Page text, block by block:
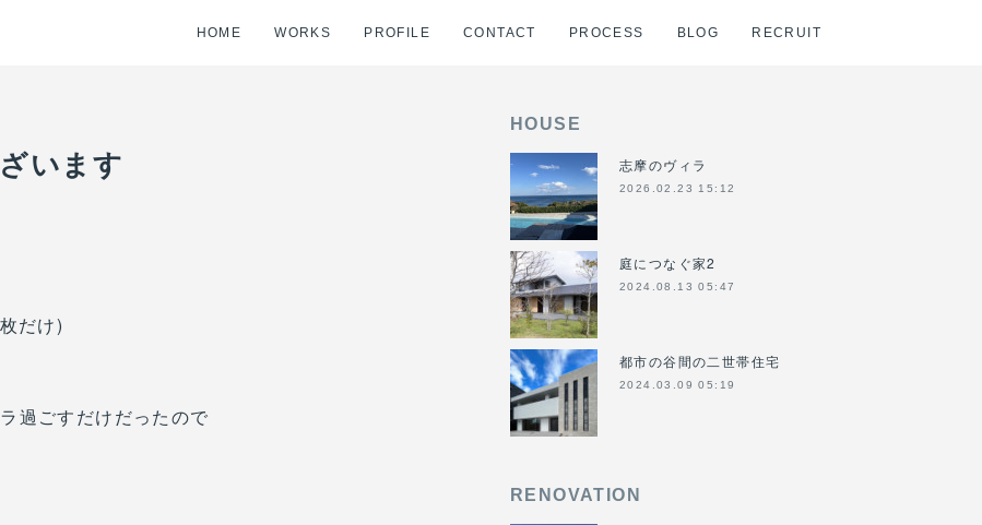
HOME WORKS PROFILE CONTACT PROCESS BLOG RECRUIT
います
だけ)
過ごすだけだったので
HOUSE
志摩のヴィラ
2026.02.23 15:12
庭につなぐ家2
2024.08.13 05:47
都市の谷間の二世帯住宅
2024.03.09 05:19
RENOVATION